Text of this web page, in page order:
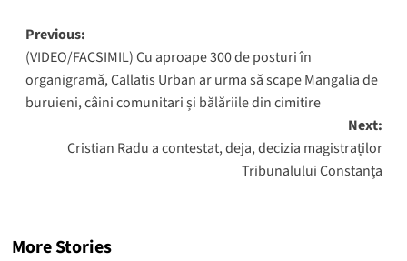
Post
navigation
Previous:
(VIDEO/FACSIMIL) Cu aproape 300 de posturi în
organigramă, Callatis Urban ar urma să scape Mangalia de
buruieni, câini comunitari și bălăriile din cimitire
Next:
Cristian Radu a contestat, deja, decizia magistraților
Tribunalului Constanța
More Stories